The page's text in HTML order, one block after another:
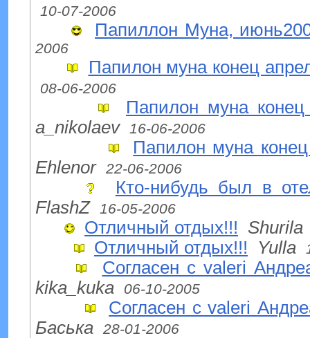
10-07-2006
Папиллон Муна,
2006
Папилон муна конец
08-06-2006
Папилон муна конец
a_nikolaev
16-06-2006
Папилон муна
Ehlenor 22-06-2006
Кто-нибудь был в
FlashZ
16-05-2006
Отличный отдых!!!
Shurila
Отличный отдых!!!
Yulla
Согласен с valeri
kika_kuka
06-10-2005
Согласен с valeri
Баська 28-01-2006